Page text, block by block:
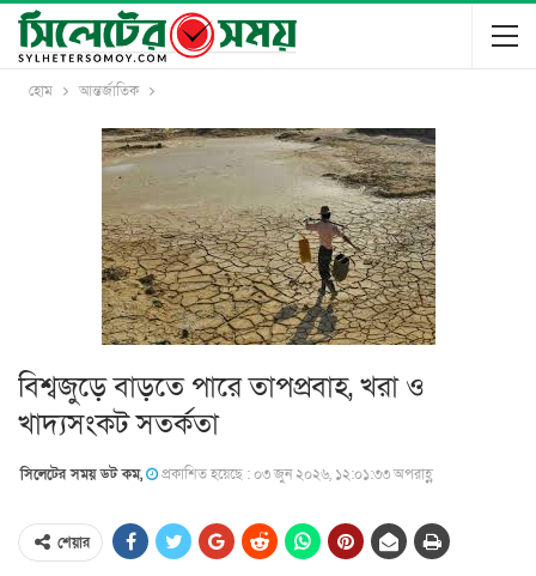
হোম আন্তর্জাতিক
বিশ্বজুড়ে বাড়তে পারে তাপপ্রবাহ, খরা ও
খাদ্যসংকট সতর্কতা
সিলেটের সময় ডট কম, প্রকাশিত হয়েছে : ০৩ জুন ২০২৬, ১২:০১:৩৩ অপরাহ্ণ
শেয়ার